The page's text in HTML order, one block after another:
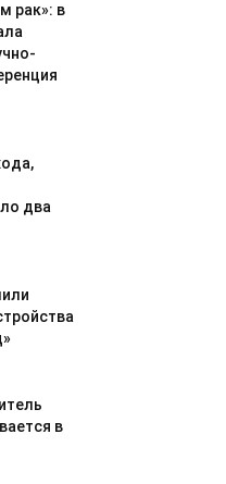
рак»: в
два
в